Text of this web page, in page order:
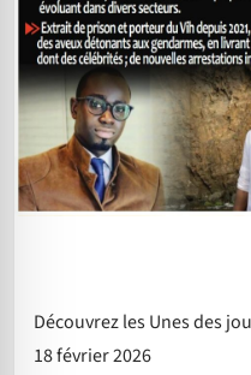
Découvrez les Unes des
18 février 2026